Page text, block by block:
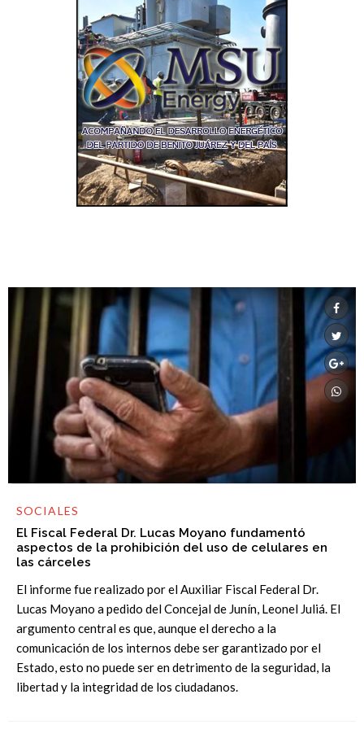
SOCIALES
El Fiscal Federal Dr. Lucas Moyano fundamentó
aspectos de la prohibición del uso de celulares en
las cárceles
El informe fue realizado por el Auxiliar Fiscal Federal Dr.
Lucas Moyano a pedido del Concejal de Junín, Leonel Juliá. El
argumento central es que, aunque el derecho a la
comunicación de los internos debe ser garantizado por el
Estado, esto no puede ser en detrimento de la seguridad, la
libertad y la integridad de los ciudadanos.